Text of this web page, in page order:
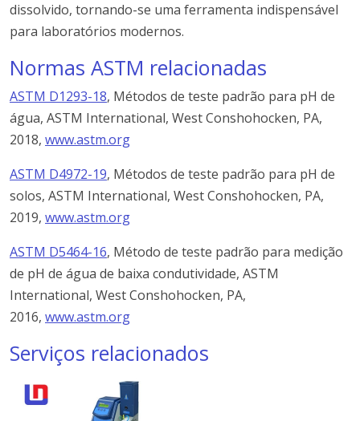
dissolvido, tornando-se uma ferramenta indispensável
para laboratórios modernos.
Normas ASTM relacionadas
ASTM D1293-18, Métodos de teste padrão para pH de
água, ASTM International, West Conshohocken, PA,
2018, www.astm.org
ASTM D4972-19, Métodos de teste padrão para pH de
solos, ASTM International, West Conshohocken, PA,
2019, www.astm.org
ASTM D5464-16, Método de teste padrão para medição
de pH de água de baixa condutividade, ASTM
International, West Conshohocken, PA,
2016, www.astm.org
Serviços relacionados